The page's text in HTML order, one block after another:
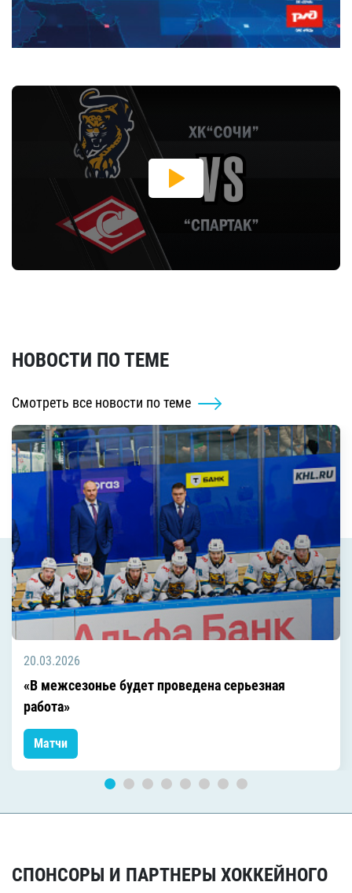
НОВОСТИ ПО ТЕМЕ
Смотреть все новости по теме
20.03.2026
«В межсезонье будет проведена серьезная
работа»
Матчи
СПОНСОРЫ И ПАРТНЕРЫ ХОККЕЙНОГО